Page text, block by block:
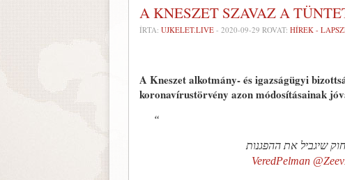
A KNESZET SZAVAZ A
ÍRTA: UJKELET.LIVE - 2020-09-29 ROVAT: HÍREK -
A Kneszet alkotmány- és igazságügyi
koronavírustörvény azon módosításainak
שיגביל את ההפגנות